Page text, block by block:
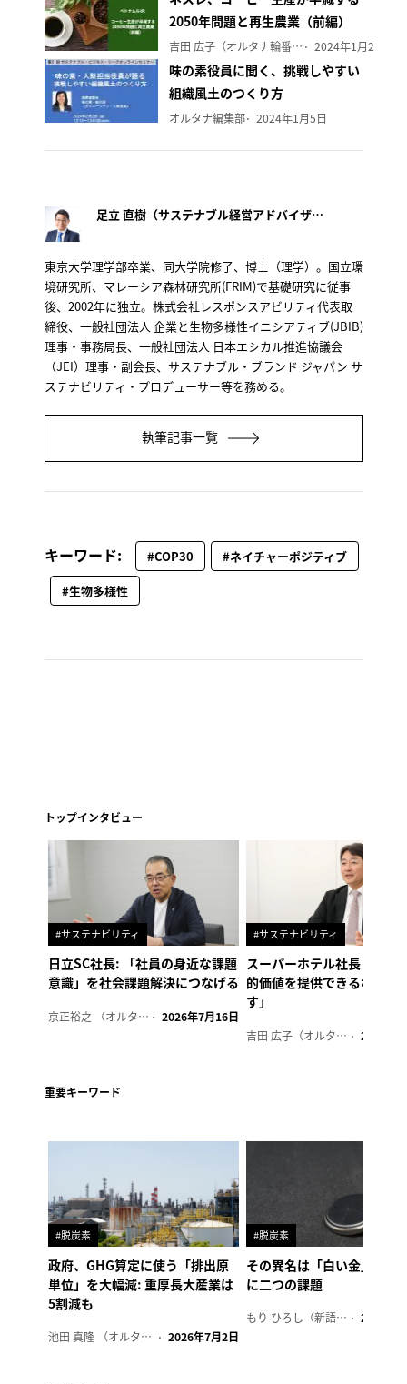
2050年問題と再生農業（前編）
吉田 広子（オルタナ輪番編集長） 2024年1月29日
味の素役員に聞く、挑戦しやすい
組織風土のつくり方
オルタナ編集部 2024年1月5日
足立 直樹（サステナブル経営アドバイザー）
東京大学理学部卒業、同大学院修了、博士（理学）。国立環
境研究所、マレーシア森林研究所(FRIM)で基礎研究に従事
後、2002年に独立。株式会社レスポンスアビリティ代表取
締役、一般社団法人 企業と生物多様性イニシアティブ(JBIB)
理事・事務局長、一般社団法人 日本エシカル推進協議会
（JEI）理事・副会長、サステナブル・ブランド ジャパン サ
ステナビリティ・プロデューサー等を務める。
執筆記事一覧
キーワード: #COP30
#ネイチャーポジティブ
#生物多様性
トップインタビュー
#サステナビリティ
日立SC社長: 「社員の身近な課題
意識」を社会課題解決につなげる
京正裕之 （オルタナ副編集長） 2026年7月16日
#サステナビリティ
スーパーホテル社長「地域
的価値を提供できるホテル
す」
吉田 広子（オルタナ輪番編集長） 2026年6
重要キーワード
#脱炭素
政府、GHG算定に使う「排出原
単位」を大幅減: 重厚長大産業は
5割減も
池田 真隆 （オルタナ輪番編集長） 2026年7月2日
#脱炭素
その異名は「白い金」、リ
に二つの課題
もり ひろし（新語ウォッチャー） 2023年7